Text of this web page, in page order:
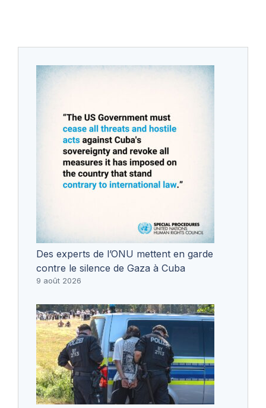
Des experts de l’ONU mettent en garde
contre le silence de Gaza à Cuba
9 août 2026